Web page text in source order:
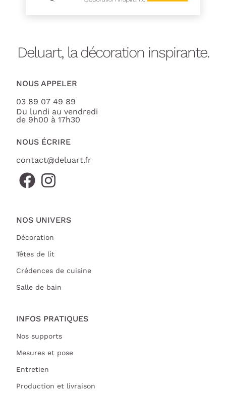
Deluart, la décoration inspirante.
NOUS APPELER
03 89 07 49 89
Du lundi au vendredi
de 9h00 à 17h30
NOUS ÉCRIRE
contact@deluart.fr
NOS UNIVERS
Décoration
Têtes de lit
Crédences de cuisine
Salle de bain
INFOS PRATIQUES
Nos supports
Mesures et pose
Entretien
Production et livraison